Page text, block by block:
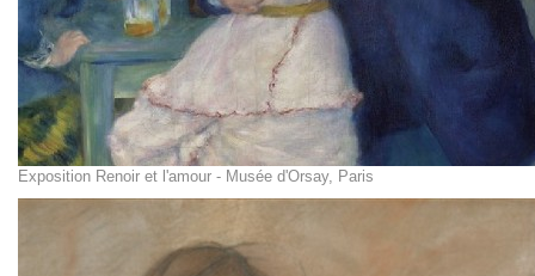
Exposition Renoir et l'amour - Musée d'Orsay, Paris